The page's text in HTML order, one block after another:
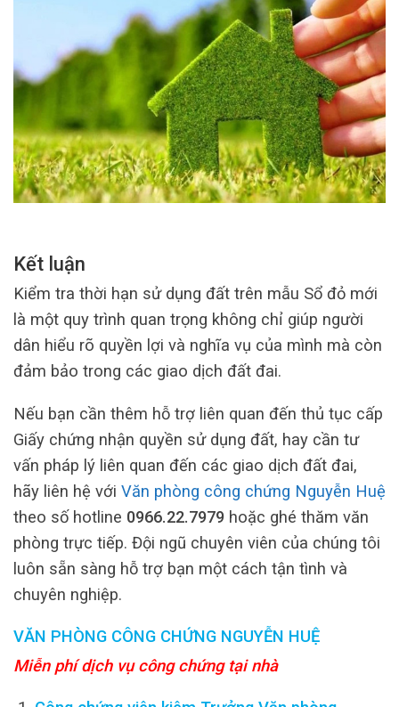
Kết luận
Kiểm tra thời hạn sử dụng đất trên mẫu Sổ đỏ mới
là một quy trình quan trọng không chỉ giúp người
dân hiểu rõ quyền lợi và nghĩa vụ của mình mà còn
đảm bảo trong các giao dịch đất đai.
Nếu bạn cần thêm hỗ trợ liên quan đến thủ tục cấp
Giấy chứng nhận quyền sử dụng đất, hay cần tư
vấn pháp lý liên quan đến các giao dịch đất đai,
hãy liên hệ với Văn phòng công chứng Nguyễn Huệ
theo số hotline 0966.22.7979 hoặc ghé thăm văn
phòng trực tiếp. Đội ngũ chuyên viên của chúng tôi
luôn sẵn sàng hỗ trợ bạn một cách tận tình và
chuyên nghiệp.
VĂN PHÒNG CÔNG CHỨNG NGUYỄN HUỆ
Miễn phí dịch vụ công chứng tại nhà